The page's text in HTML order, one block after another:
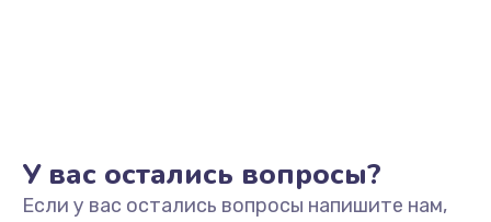
У вас остались вопросы?
Если у вас остались вопросы напишите нам,